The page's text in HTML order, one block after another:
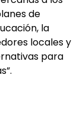
de
la
locales y
para